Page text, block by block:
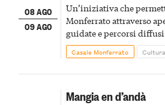
08 AGO
09 AGO
Un’iniziativa che
Monferrato attraverso
guidate e percorsi
Casale Monferrato
Mangia en d’andà